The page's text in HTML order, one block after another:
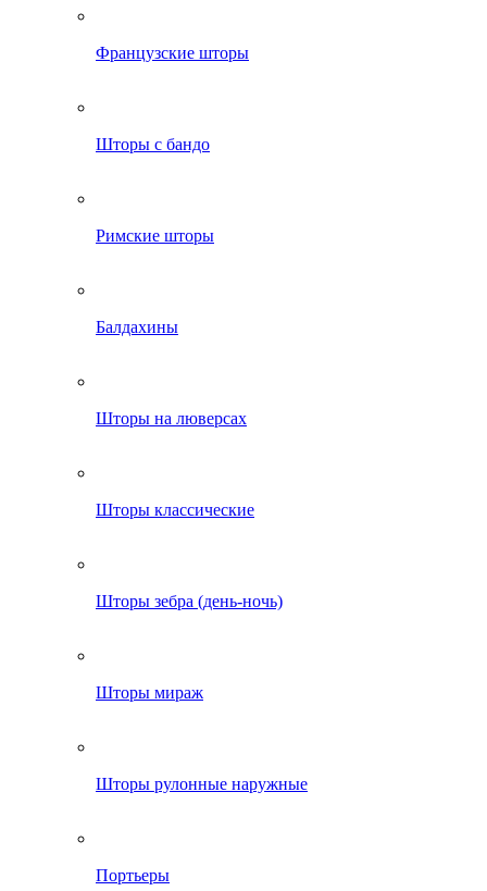
Французские шторы
Шторы с бандо
Римские шторы
Балдахины
Шторы на люверсах
Шторы классические
Шторы зебра (день-ночь)
Шторы мираж
Шторы рулонные наружные
Портьеры